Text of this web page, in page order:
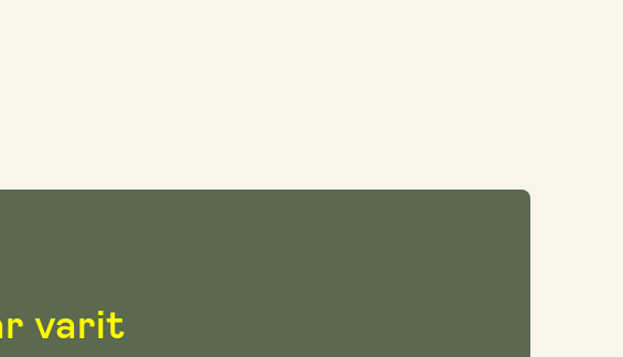
varit